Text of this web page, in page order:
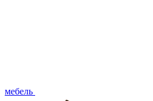
мебель